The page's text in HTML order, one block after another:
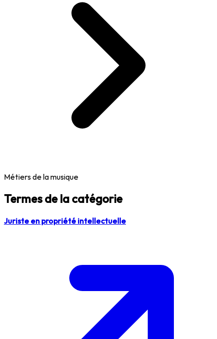
Métiers de la musique
Termes de la catégorie
Juriste en propriété intellectuelle